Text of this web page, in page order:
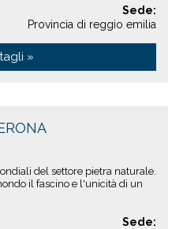
Sede:
Provincia di reggio emilia
»
del settore pietra naturale.
il fascino e l'unicità di un
Sede: